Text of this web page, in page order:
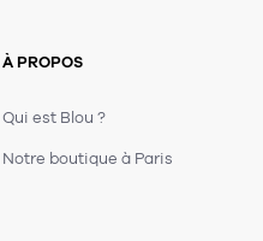
À PROPOS
Qui est Blou ?
Notre boutique à Paris